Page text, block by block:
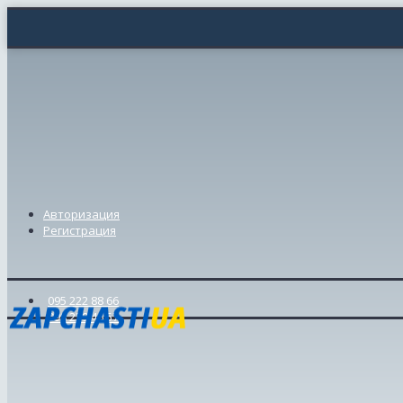
Авторизация
Регистрация
095 222 88 66
098 239 46 57